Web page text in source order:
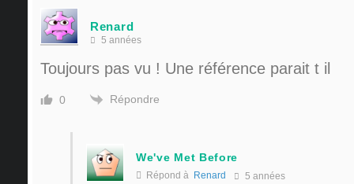
Renard
5 années
Toujours pas vu ! Une référence parait t il
0 Répondre
We've Met Before
Répond à Renard 5 années